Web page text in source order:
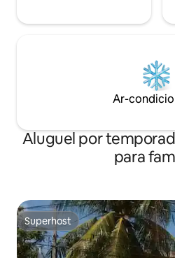
Ar-
Aluguel por
para
Superhost
Superhost